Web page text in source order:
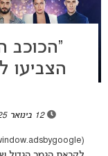
הצביעו
12 בינואר 2025